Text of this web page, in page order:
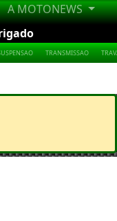
A MOTONEWS
TRANSMISSAO